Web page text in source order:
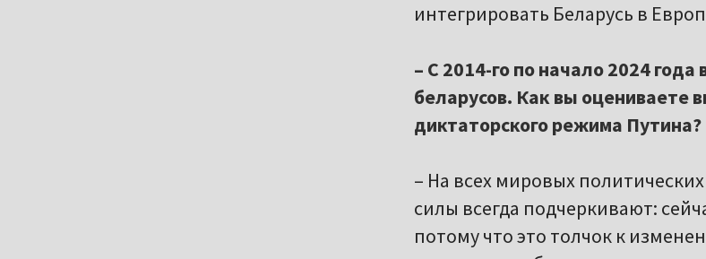
интегрировать Беларусь в
– С 2014-го по начало 2024
беларусов. Как вы оцениваете
диктаторского режима Путина?
– На всех мировых
силы всегда подчеркивают:
потому что это толчок к